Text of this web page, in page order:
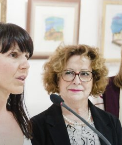
de
Almería